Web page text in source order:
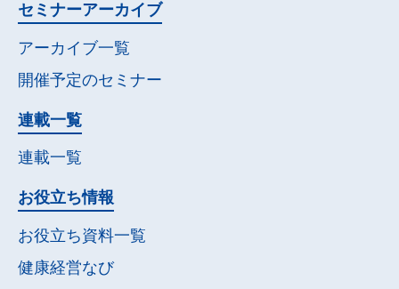
セミナーアーカイブ
アーカイブ一覧
開催予定のセミナー
連載一覧
連載一覧
お役立ち情報
お役立ち資料一覧
健康経営なび